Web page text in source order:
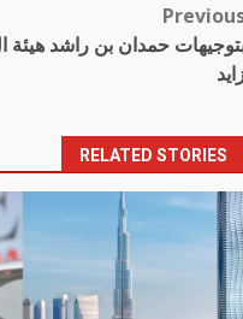
حمدان بن راشد هيئة
RELATED STORIES